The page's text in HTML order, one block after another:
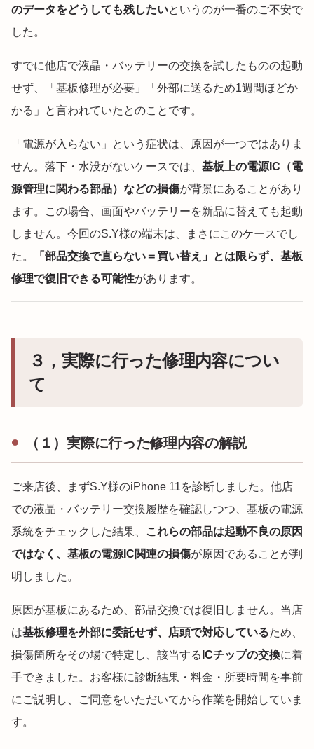
のデータをどうしても残したいというのが一番のご不安で
した。
すでに他店で液晶・バッテリーの交換を試したものの起動
せず、「基板修理が必要」「外部に送るため1週間ほどか
かる」と言われていたとのことです。
「電源が入らない」という症状は、原因が一つではありま
せん。落下・水没がないケースでは、 基板上の電源IC（電
源管理に関わる部品）などの損傷が背景にあることがあり
ます。この場合、画面やバッテリーを新品に替えても起動
しません。今回のS.Y様の端末は、まさにこのケースでし
た。
「部品交換で直らない＝買い替え」とは限らず、基板
修理で復旧できる可能性があります。
３，実際に行った修理内容につい
て
（１）実際に行った修理内容の解説
ご来店後、まずS.Y様のiPhone 11を診断しました。他店
での液晶・バッテリー交換履歴を確認しつつ、基板の電源
系統をチェックした結果、
これらの部品は起動不良の原因
ではなく、基板の電源IC関連の損傷が原因であることが判
明しました。
原因が基板にあるため、部品交換では復旧しません。当店
は基板修理を外部に委託せず、店頭で対応しているため、
損傷箇所をその場で特定し、該当する ICチップの交換に着
手できました。お客様に診断結果・料金・所要時間を事前
にご説明し、ご同意をいただいてから作業を開始していま
す。